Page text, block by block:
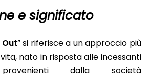
e significato
” si riferisce a un approccio più
nato in risposta alle incessanti
provenienti dalla società